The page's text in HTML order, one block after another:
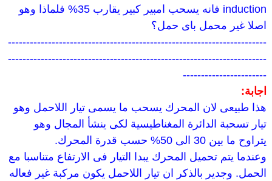
induction فانه يسحب امبير كبير يقارب 35% فلماذا وهو
اصلا غير محمل باى حمل؟
-----------------------------------------------------------------------
-----------------------------------------------------------------------
-----------------------
اجابة:
هذا طبيعى لان المحرك يسحب ما يسمى تيار اللاحمل وهو
تيار تسحبة الدائرة المغناطيسية لكى ينشأ المجال وهو
يتراوح ما بين 30 الى 50% حسب قدرة المحرك.
وعندما يتم تحميل المحرك يبدا التيار فى الارتفاع متناسبا مع
الحمل. وجدير بالذكر ان تيار اللاحمل يكون مركبة غير فعاله